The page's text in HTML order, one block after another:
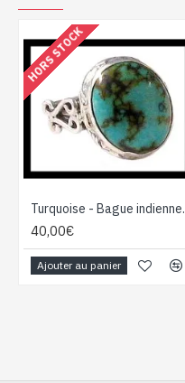
HORS STOCK
40,00€
Ajouter au panier